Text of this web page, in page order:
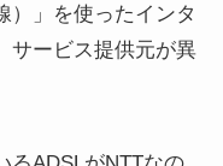
）」を使ったインタ
サービス提供元が異